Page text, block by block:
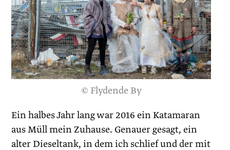
© Flydende By
Ein halbes Jahr lang war 2016 ein Katamaran
aus Müll mein Zuhause. Genauer gesagt, ein
alter Dieseltank, in dem ich schlief und der mit